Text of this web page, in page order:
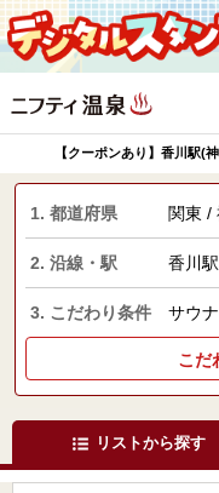
【クーポンあり】香川駅(
1. 都道府県 関東 /
2. 沿線・駅 香川駅
3. こだわり条件 サウナ
こだ
リストから探す